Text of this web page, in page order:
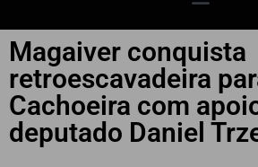
Magaiver conquista
retroescavadeira
Cachoeira com
deputado Daniel